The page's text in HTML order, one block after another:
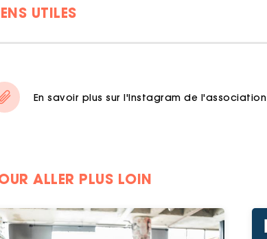
UTILES
En savoir plus sur l'Instagram de l'association
ALLER PLUS LOIN